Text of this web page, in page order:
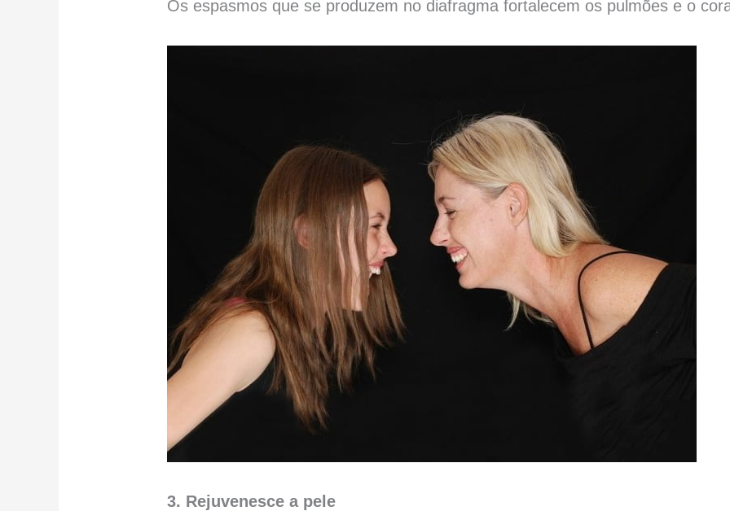
Os espasmos que se produzem no diafragma fortalecem os pulmões e o
3. Rejuvenesce a pele